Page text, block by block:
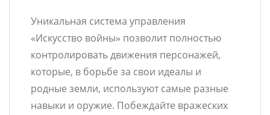
Уникальная система управления
«Искусство войны» позволит полностью
контролировать движения персонажей,
которые, в борьбе за свои идеалы и
родные земли, используют самые разные
навыки и оружие. Побеждайте вражеских